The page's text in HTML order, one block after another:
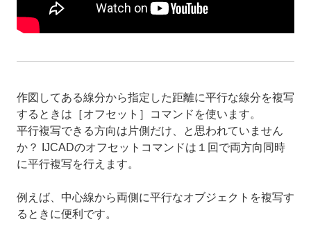
作図してある線分から指定した距離に平行な線分を複写
するときは［オフセット］コマンドを使います。
平行複写できる方向は片側だけ、と思われていません
か？ IJCADのオフセットコマンドは１回で両方向同時
に平行複写を行えます。
例えば、中心線から両側に平行なオブジェクトを複写す
るときに便利です。